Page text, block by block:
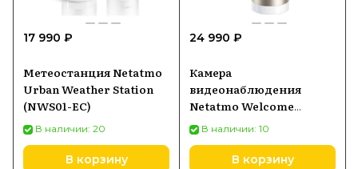
17 990 ₽
Метеостанция Netatmo
Urban Weather Station
(NWS01-EC)
В наличии: 20
В корзину
24 990 ₽
Камера
видеонаблюдения
Netatmo Welcome
Camera серебристый
В наличии: 10
В корзину